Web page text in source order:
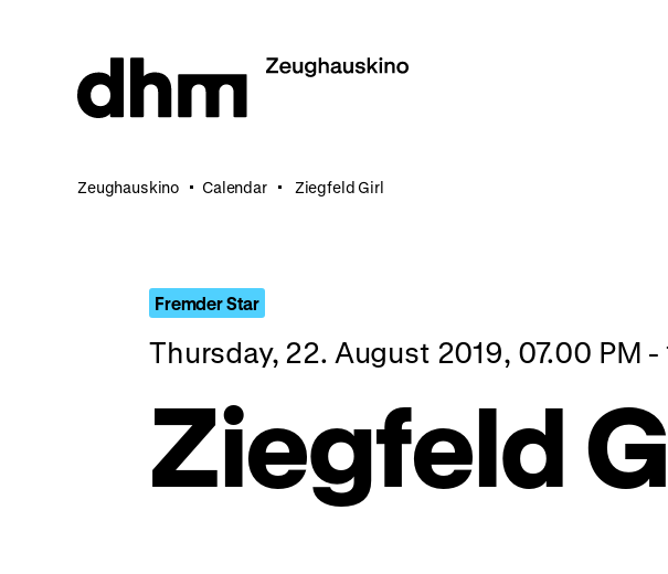
Zeughauskino Calendar Ziegfeld Girl
Fremder Star
Thursday, 22. August 2019, 07.00 PM -
Ziegfeld